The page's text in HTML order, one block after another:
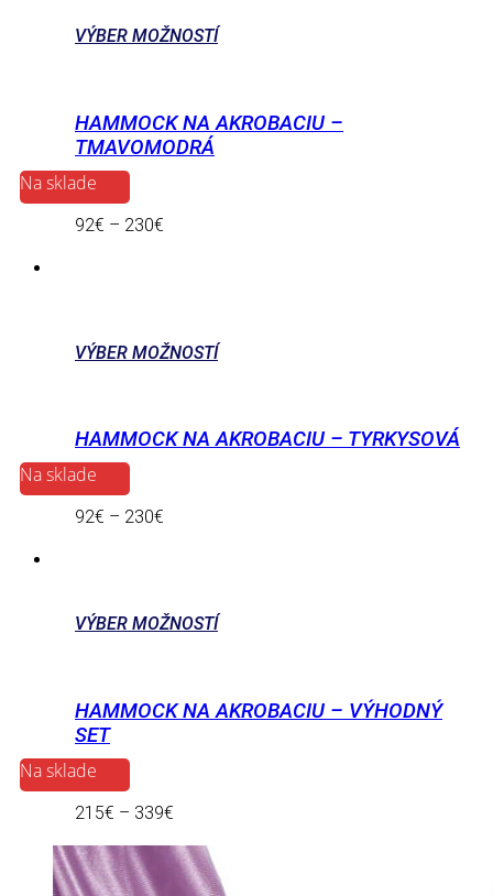
VÝBER MOŽNOSTÍ
HAMMOCK NA AKROBACIU –
TMAVOMODRÁ
Na sklade
92€ – 230€
VÝBER MOŽNOSTÍ
HAMMOCK NA AKROBACIU – TYRKYSOVÁ
Na sklade
92€ – 230€
VÝBER MOŽNOSTÍ
HAMMOCK NA AKROBACIU – VÝHODNÝ
SET
Na sklade
215€ – 339€